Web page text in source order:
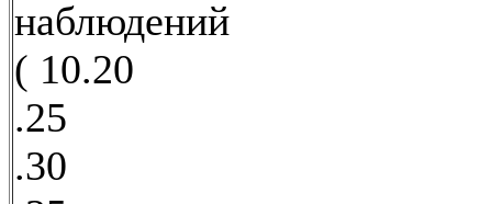
наблюдений
( 10.20
.25
.30